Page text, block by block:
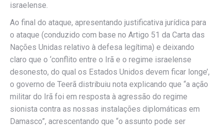
israelense.
Ao final do ataque, apresentando justificativa jurídica para
o ataque (conduzido com base no Artigo 51 da Carta das
Nações Unidas relativo à defesa legítima) e deixando
claro que o ‘conflito entre o Irã e o regime israelense
desonesto, do qual os Estados Unidos devem ficar longe’,
o governo de Teerã distribuiu nota explicando que “a ação
militar do Irã foi em resposta à agressão do regime
sionista contra as nossas instalações diplomáticas em
Damasco”, acrescentando que “o assunto pode ser